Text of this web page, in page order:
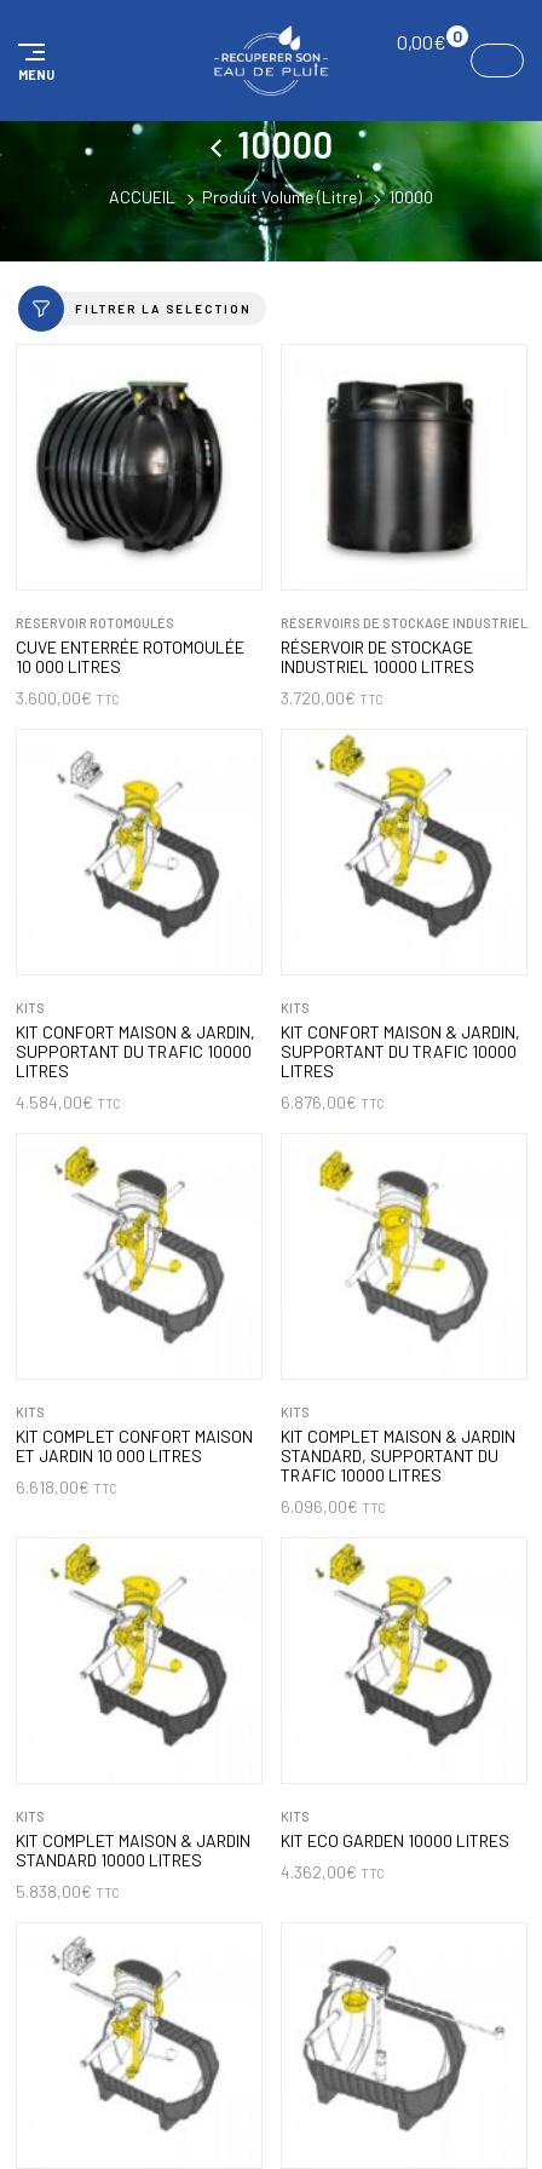
MENU
0,00€ 0
10000
ACCUEIL Produit Volume (Litre) 10000
FILTRER LA SELECTION
RÉSERVOIR ROTOMOULÉS
CUVE ENTERRÉE ROTOMOULÉE
10 000 LITRES
3.600,00€ TTC
RÉSERVOIRS DE STOCKAGE INDUSTRIEL
RÉSERVOIR DE STOCKAGE
INDUSTRIEL 10000 LITRES
3.720,00€ TTC
KITS
KIT CONFORT MAISON & JARDIN,
SUPPORTANT DU TRAFIC 10000
LITRES
4.584,00€ TTC
KITS
KIT CONFORT MAISON & JARDIN,
SUPPORTANT DU TRAFIC 10000
LITRES
6.876,00€ TTC
KITS
KIT COMPLET CONFORT MAISON
ET JARDIN 10 000 LITRES
6.618,00€ TTC
KITS
KIT COMPLET MAISON & JARDIN
STANDARD, SUPPORTANT DU
TRAFIC 10000 LITRES
6.096,00€ TTC
KITS
KIT COMPLET MAISON & JARDIN
STANDARD 10000 LITRES
5.838,00€ TTC
KITS
KIT ECO GARDEN 10000 LITRES
4.362,00€ TTC